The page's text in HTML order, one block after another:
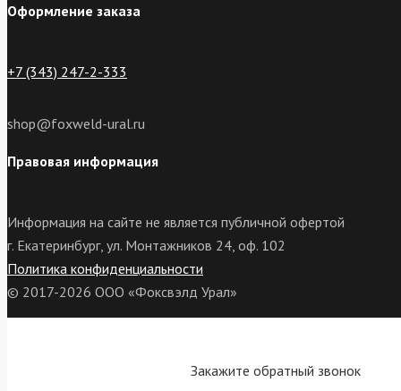
Оформление заказа
+7 (343) 247-2-333
shop@foxweld-ural.ru
Правовая информация
Информация на сайте не является публичной офертой
г. Екатеринбург, ул. Монтажников 24, оф. 102
Политика конфиденциальности
© 2017-2026 ООО «Фоксвэлд Урал»
Закажите обратный звонок